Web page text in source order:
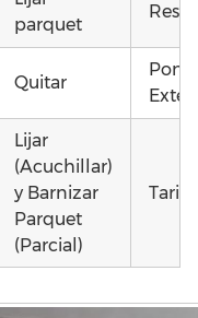
parquet
Quitar
Lijar
(Acuchillar)
y Barnizar
Parquet
(Parcial)
Colocar